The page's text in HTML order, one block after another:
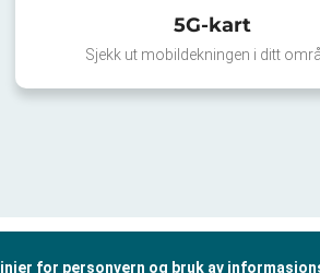
5G-kart
Sjekk ut mobildekningen i ditt
for personvern og bruk av